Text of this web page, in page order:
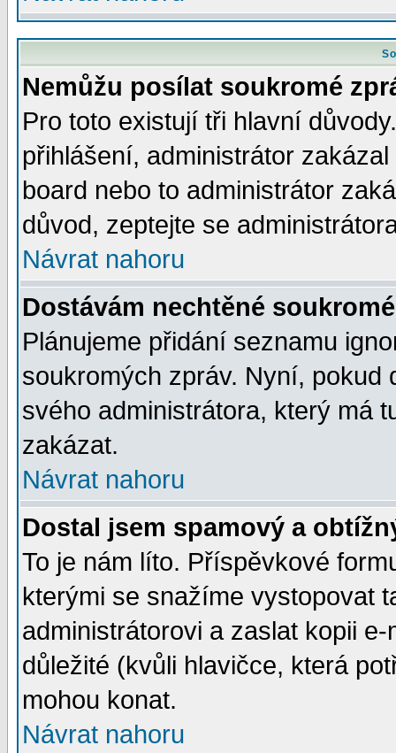
Nemůžu posílat soukromé
Pro toto existují tři hlavní
přihlášení, administrátor
board nebo to administrátor
důvod, zeptejte se
Návrat nahoru
Dostávám nechtěné
Plánujeme přidání seznamu
soukromých zpráv. Nyní, pokud
svého administrátora, který má
zakázat.
Návrat nahoru
Dostal jsem spamový a
To je nám líto. Příspěvkové
kterými se snažíme vystopovat
administrátorovi a zaslat kopii
důležité (kvůli hlavičce, která
mohou konat.
Návrat nahoru